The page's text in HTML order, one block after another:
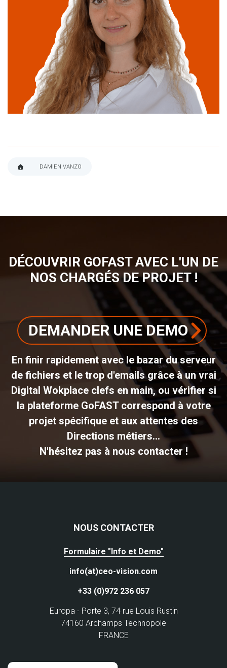
Maria Poinsart
linkedin
DAMIEN VANZO
DÉCOUVRIR GOFAST AVEC L'UN DE
NOS CHARGÉS DE PROJET !
DEMANDER UNE DEMO
En finir rapidement avec le bazar du serveur
de fichiers et le trop d'emails grâce à un vrai
Digital Wokplace clefs en main, ou vérifier si
la plateforme GoFAST correspond à votre
projet spécifique et aux attentes des
Directions métiers...
N'hésitez pas à nous contacter !
NOUS CONTACTER
Formulaire "Info et Demo"
info(at)ceo-vision.com
+33 (0)972 236 057
Europa - Porte 3, 74 rue Louis Rustin
74160 Archamps Technopole
FRANCE